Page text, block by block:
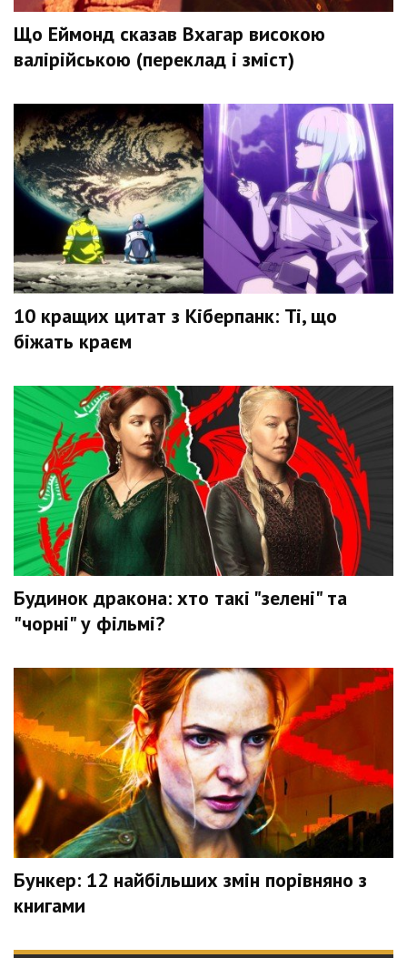
Що Еймонд сказав Вхагар високою
валірійською (переклад і зміст)
10 кращих цитат з Кіберпанк: Ті, що
біжать краєм
Будинок дракона: хто такі "зелені" та
"чорні" у фільмі?
Бункер: 12 найбільших змін порівняно з
книгами